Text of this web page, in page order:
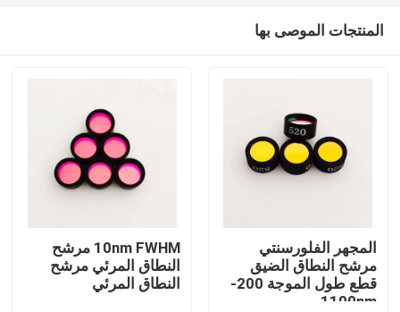
المنتجات الموصى بها
المجهر الفلورسنتي
مرشح النطاق الضيق
قطع طول الموجة 200-
1100nm
10nm FWHM مرشح
النطاق المرئي مرشح
النطاق المرئي